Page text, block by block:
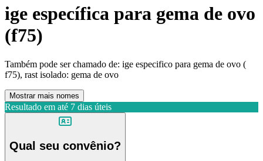
ige específica para gema de ovo
(f75)
Também pode ser chamado de: ige especifico para gema de ovo (
f75), rast isolado: gema de ovo
Mostrar mais nomes
Resultado em até 7 dias úteis
Qual seu convênio?